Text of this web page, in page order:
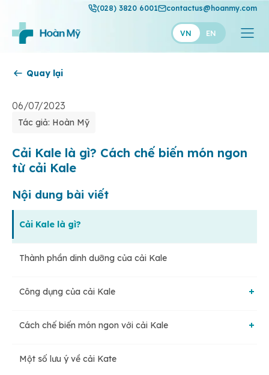
(028) 3820 6001 contactus@hoanmy.com
VN EN
Thuận Mỹ
Quay lại
06/07/2023
Tác giả: Hoàn Mỹ
Cải Kale là gì? Cách chế biến món ngon
từ cải Kale
Nội dung bài viết
Cải Kale là gì?
Thành phần dinh dưỡng của cải Kale
Công dụng của cải Kale
Bảo vệ sức khỏe tim mạch
Cách chế biến món ngon với cải Kale
Cải Kale xào tỏi
Một số lưu ý về cải Kate